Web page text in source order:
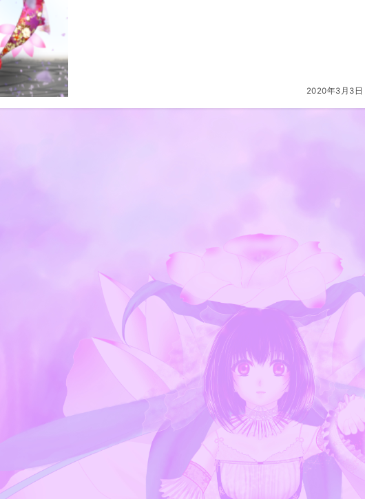
2020年3月3日